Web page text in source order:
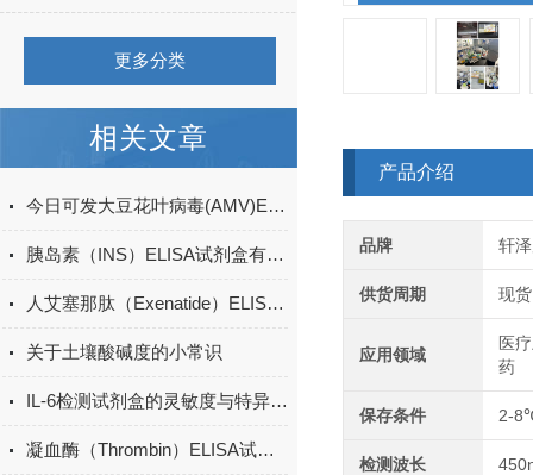
更多分类
相关文章
今日可发大豆花叶病毒(AMV)ELISA试剂盒＠科研
胰岛素（INS）ELISA试剂盒有哪些应用领域？
人艾塞那肽（Exenatide）ELISA试剂盒升级
关于土壤酸碱度的小常识
IL-6检测试剂盒的灵敏度与特异性分析
凝血酶（Thrombin）ELISA试剂盒的原理及特点分析
产品介绍
品牌 轩
供货周期 现货
应用领域
医
药
保存条件 2-
检测波长